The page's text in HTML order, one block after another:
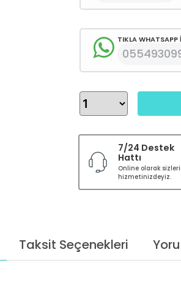
TIKLA WHATSAPP
7/24 Destek
Hattı
Online olarak
hizmetinizdeyiz.
Taksit Seçenekleri